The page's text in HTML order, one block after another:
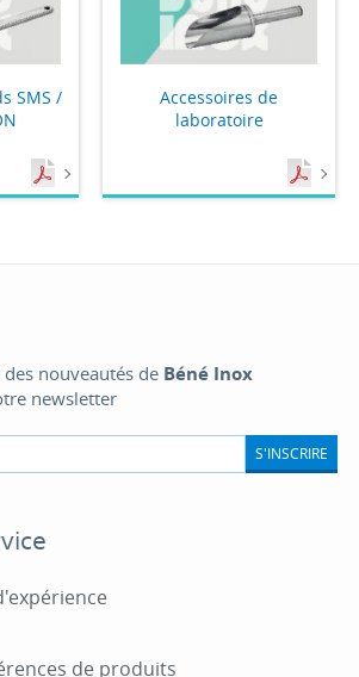
SMS /
Accessoires de
laboratoire
nouveautés de Béné Inox
newsletter
S'INSCRIRE
de produits